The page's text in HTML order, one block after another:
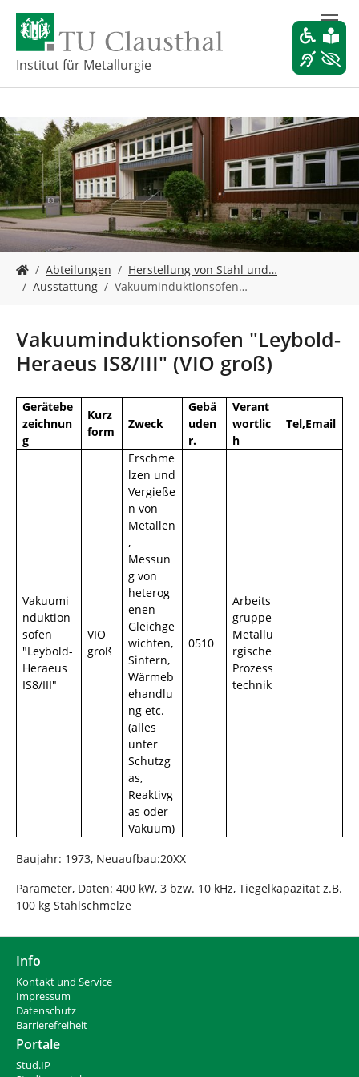
u
t
i
n
h
a
l
t
s
Institut für Metallurgie
i
n
d
i
Abteilungen
Herstellung von Stahl und…
Ausstattung
Vakuuminduktionsofen…
Vakuuminduktionsofen "Leybold-
Heraeus IS8/III" (VIO groß)
Gerätebe
zeichnun
g
Kurz
form
Zweck
Gebä
uden
r.
Verant
wortlic
h
Tel,Email
Vakuumi
nduktion
sofen
"Leybold-
Heraeus
IS8/III"
VIO
groß
Erschme
lzen und
Vergieße
n von
Metallen
,
Messun
g von
heterog
enen
Gleichge
wichten,
Sintern,
Wärmeb
ehandlu
ng etc.
(alles
unter
Schutzg
as,
Reaktivg
as oder
Vakuum)
0510
Arbeits
gruppe
Metallu
rgische
Prozess
technik
Baujahr: 1973, Neuaufbau:20XX
Parameter, Daten: 400 kW, 3 bzw. 10 kHz, Tiegelkapazität z.B.
100 kg Stahlschmelze
Info
Kontakt und Service
Impressum
Datenschutz
Barrierefreiheit
Portale
Stud.IP